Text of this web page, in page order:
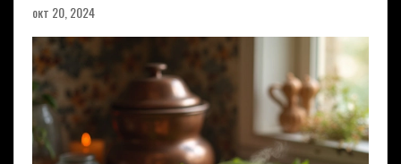
окт 20, 2024